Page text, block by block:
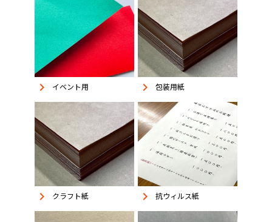
keyboard_arrow_right イベント用 keyboard_arrow_right 包装用紙
keyboard_arrow_right クラフト紙 keyboard_arrow_right 抗ウィルス紙